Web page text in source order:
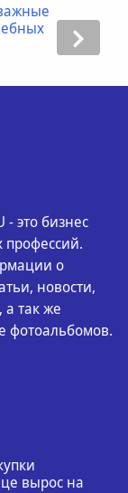
- это бизнес
профессий.
о
новости,
так же
фотоальбомов.
вырос на